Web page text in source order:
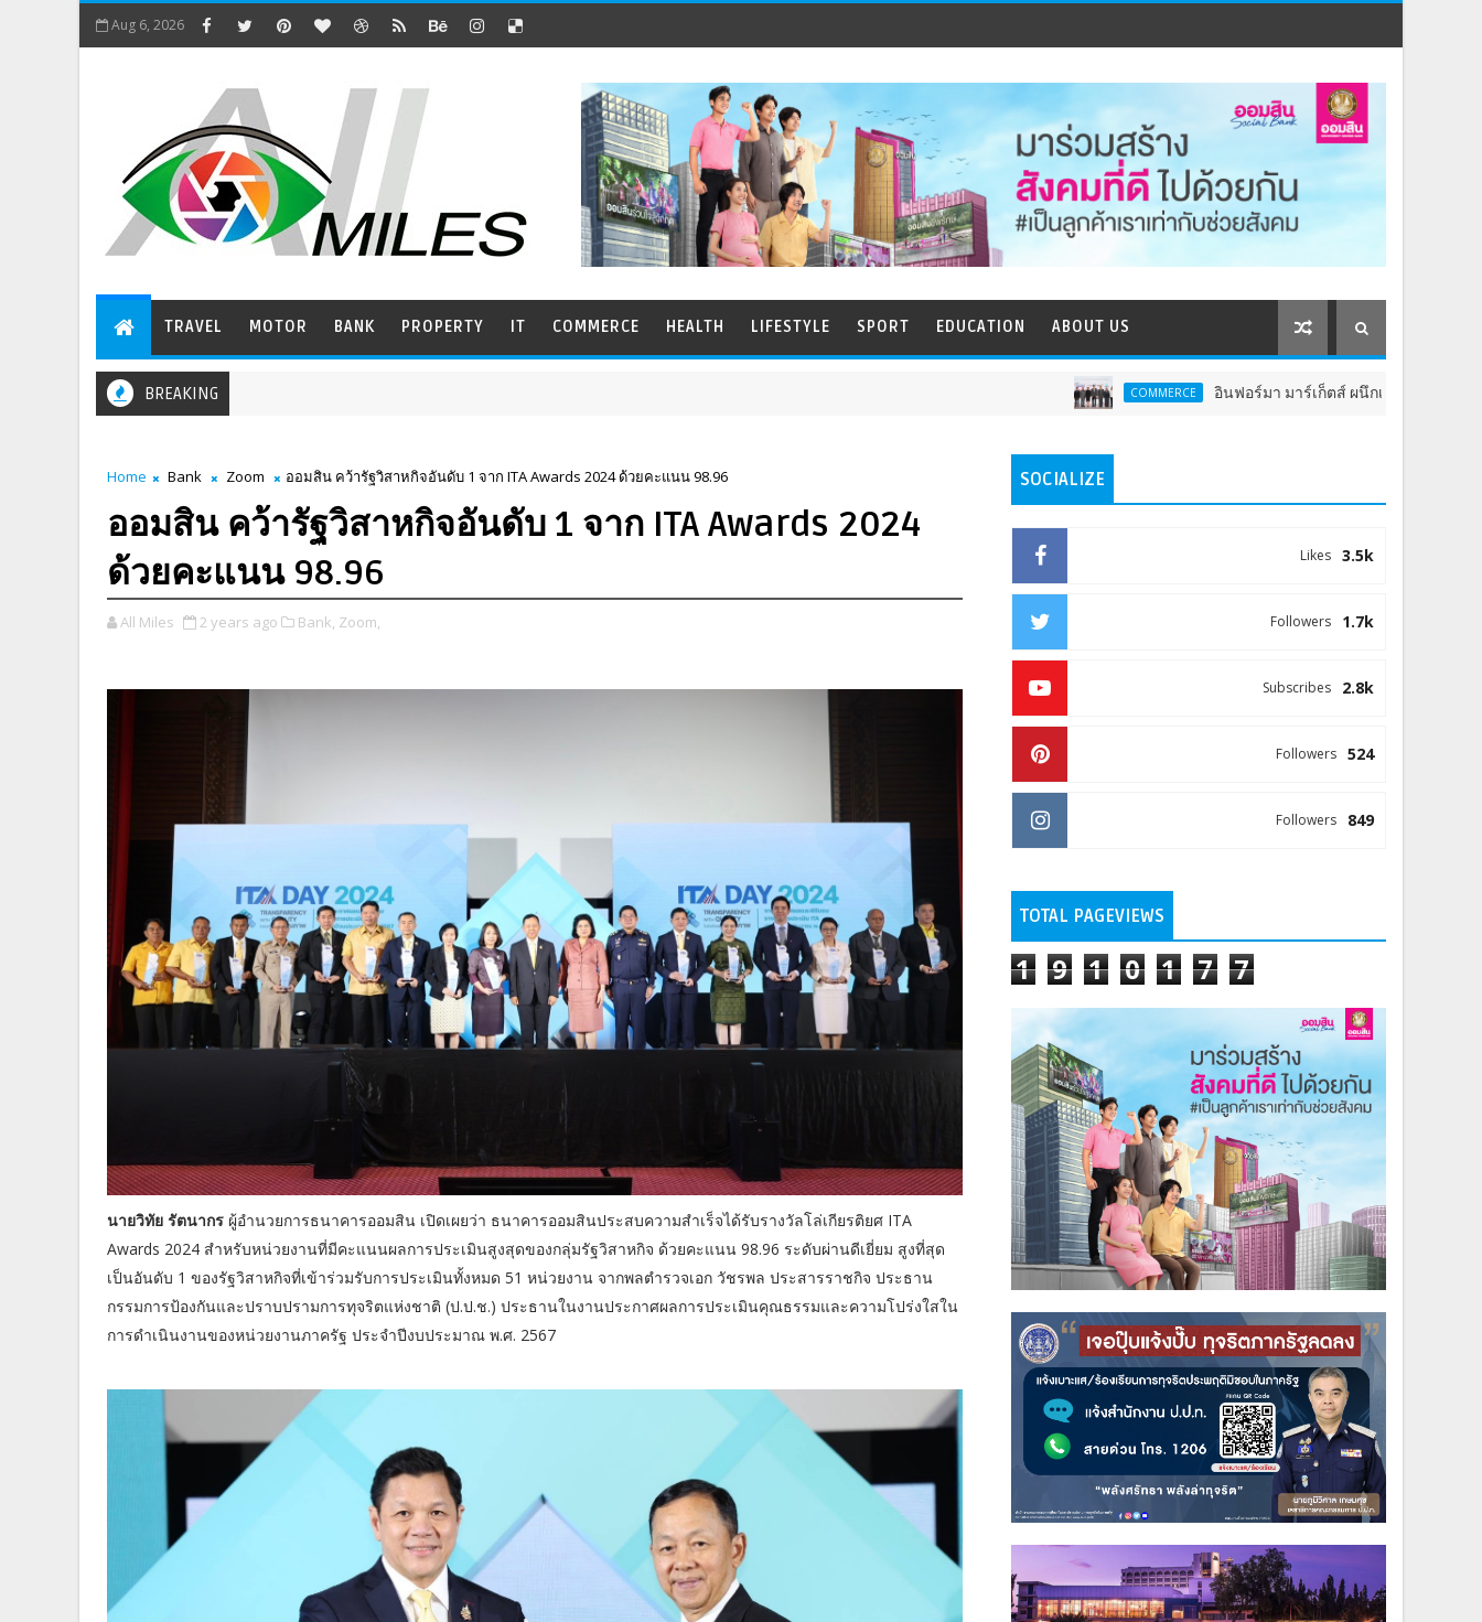
Aug 6, 2026
TRAVEL MOTOR BANK PROPERTY IT COMMERCE HEALTH LIFESTYLE SPORT EDUCATION ABOUT US
BREAKING อินฟอร์มา มาร์เก็ตส์ ผนึกเครือข่ายธุรกิจท่องเที่ยว-บริการ จั
Home Bank Zoom ออมสิน คว้ารัฐวิสาหกิจอันดับ 1 จาก ITA Awards 2024 ด้วยคะแนน 98.96
ออมสิน คว้ารัฐวิสาหกิจอันดับ 1 จาก ITA Awards 2024
ด้วยคะแนน 98.96
All Miles 2 years ago Bank, Zoom,
นายวิทัย รัตนากร ผู้อำนวยการธนาคารออมสิน เปิดเผยว่า ธนาคารออมสินประสบความสำเร็จได้รับรางวัลโล่เกียรติยศ ITA
Awards 2024 สำหรับหน่วยงานที่มีคะแนนผลการประเมินสูงสุดของกลุ่มรัฐวิสาหกิจ ด้วยคะแนน 98.96 ระดับผ่านดีเยี่ยม สูงที่สุด
เป็นอันดับ 1 ของรัฐวิสาหกิจที่เข้าร่วมรับการประเมินทั้งหมด 51 หน่วยงาน จากพลตำรวจเอก วัชรพล ประสารราชกิจ ประธาน
กรรมการป้องกันและปราบปรามการทุจริตแห่งชาติ (ป.ป.ช.) ประธานในงานประกาศผลการประเมินคุณธรรมและความโปร่งใสใน
การดำเนินงานของหน่วยงานภาครัฐ ประจำปีงบประมาณ พ.ศ. 2567
SOCIALIZE
3.5k
Likes
1.7k
Followers
2.8k
Subscribes
524
Followers
849
Followers
TOTAL PAGEVIEWS
1 9 1 0 1 7 7